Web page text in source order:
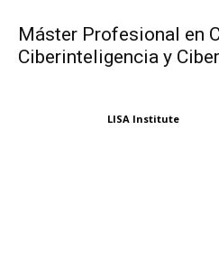
Máster Profesional en
Ciberinteligencia y
LISA Institute